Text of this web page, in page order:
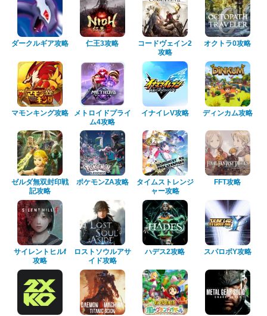
ダークルギア攻略 仁王3攻略
コードヴェイン2
攻略
オクトラ0攻略
マモンキング攻略
メトロイドプライ
ム4攻略
イナイレV攻略 ディンカム攻略
ゼルダ無双封印戦
記攻略
ポケモンZA攻略
タイムストレンジ
ャー攻略
FFT攻略
サイレントヒルf
攻略
ロストソウルアサ
イド攻略
ハデス2攻略 スパロボY攻略